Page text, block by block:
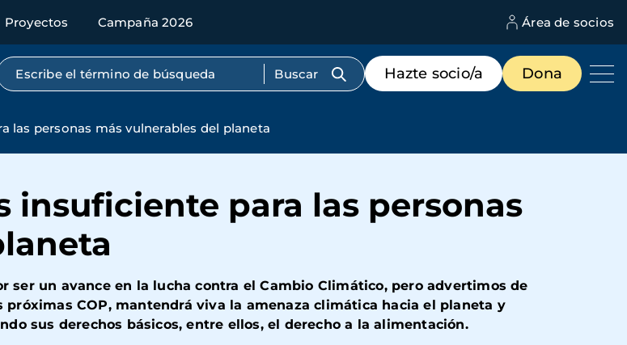
Proyectos Campaña 2026 Área de socios
Búsqueda por texto completo
Menú
de
destacados
Hazte socio/a Dona
las personas más vulnerables del planeta
insuficiente para las personas
ser un avance en la lucha contra el Cambio Climático, pero advertimos de
COP, mantendrá viva la amenaza climática hacia el planeta y
sus derechos básicos, entre ellos, el derecho a la alimentación.